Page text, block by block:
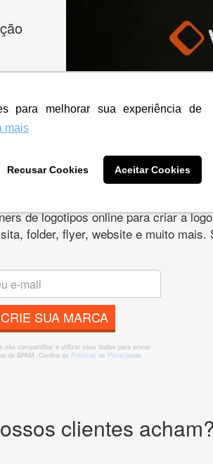
para melhorar sua experiência de
mais
Recusar Cookies Aceitar Cookies
de logotipos online para criar a
folder, flyer, website e muito
CRIE SUA MARCA
não compartilhar e utilizar seus dados para enviar
de SPAM. Confira as Políticas de Privacidade.
clientes acham?